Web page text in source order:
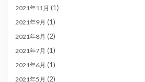
2021年11月 (1)
2021年9月 (1)
2021年8月 (2)
2021年7月 (1)
2021年6月 (1)
2021年5月 (2)